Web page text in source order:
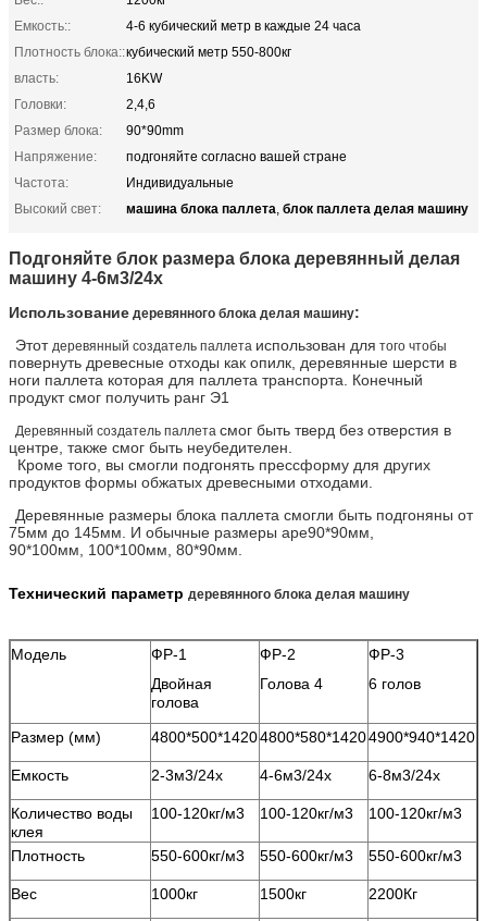
Емкость::
4-6 кубический метр в каждые 24 часа
Плотность блока::кубический метр 550-800кг
власть:
16KW
Головки:
2,4,6
Размер блока:
90*90mm
Напряжение:
подгоняйте согласно вашей стране
Частота:
Индивидуальные
Высокий свет:
машина блока паллета, блок паллета делая машину
Подгоняйте блок размера блока деревянный делая
машину 4-6м3/24х
Использование деревянного блока делая машину:
Этот деревянный создатель паллета использован для того чтобы
повернуть древесные отходы как опилк, деревянные шерсти в
ноги паллета которая для паллета транспорта. Конечный
продукт смог получить ранг Э1
Деревянный создатель паллета смог быть тверд без отверстия в
центре, также смог быть неубедителен.
Кроме того, вы смогли подгонять прессформу для других
продуктов формы обжатых древесными отходами.
Деревянные размеры блока паллета смогли быть подгоняны от
75мм до 145мм. И обычные размеры аре90*90мм,
90*100мм, 100*100мм, 80*90мм.
Технический параметр деревянного блока делая машину
Модель
ФР-1
Двойная
голова
ФР-2
Голова 4
ФР-3
6 голов
Размер (мм) 4800*500*14204800*580*14204900*940*1420
Емкость 2-3м3/24х 4-6м3/24х 6-8м3/24х
Количество воды
клея
100-120кг/м3 100-120кг/м3 100-120кг/м3
Плотность 550-600кг/м3 550-600кг/м3 550-600кг/м3
Вес 1000кг 1500кг 2200Кг